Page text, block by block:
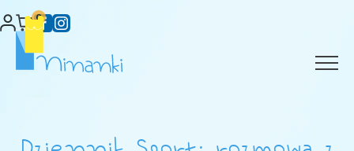
Skip
content
0